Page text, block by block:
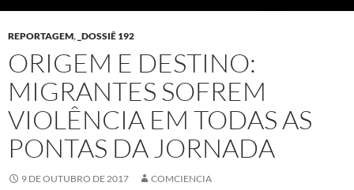
REPORTAGEM, _DOSSIÊ 192
ORIGEM E DESTINO:
MIGRANTES SOFREM
VIOLÊNCIA EM TODAS AS
PONTAS DA JORNADA
9 DE OUTUBRO DE 2017 COMCIENCIA